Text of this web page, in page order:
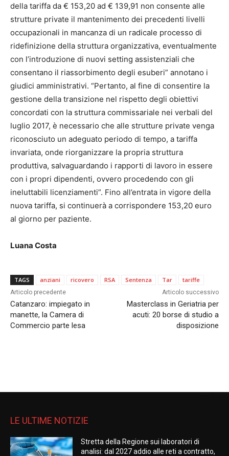
della tariffa da € 153,20 ad € 139,91 non consente alle
strutture private il mantenimento dei precedenti livelli
occupazionali in mancanza di un radicale processo di
ridefinizione della struttura organizzativa, eventualmente
con l’introduzione di nuovi setting assistenziali che
consentano il riassorbimento degli esuberi” annotano i
giudici amministrativi. “Pertanto, al fine di consentire la
gestione della transizione nel rispetto degli obiettivi
concordati con la struttura commissariale nei verbali del
luglio 2017, è necessario che alle strutture private venga
riconosciuto un adeguato periodo di tempo, a tariffa
invariata, onde riorganizzare la propria struttura
produttiva, salvaguardando i rapporti di lavoro in essere
con i propri dipendenti, ovvero procedendo con gli
ineluttabili licenziamenti”. Fino all’entrata in vigore della
nuova tariffa, si continuerà a corrispondere 153,20 euro
al giorno per paziente.
Luana Costa
TAGS anziani ricovero RSA Sentenza Tar tariffe
Articolo precedente
Catanzaro: impiegato in
manette, la Camera di
Commercio parte lesa
Articolo successivo
Masterclass in Geriatria per
acuti: 20 borse di studio a
disposizione
LE ULTIME NOTIZIE
Stretta della Regione sui laboratori di
analisi: dal 2027 addio alle reti a contratto,